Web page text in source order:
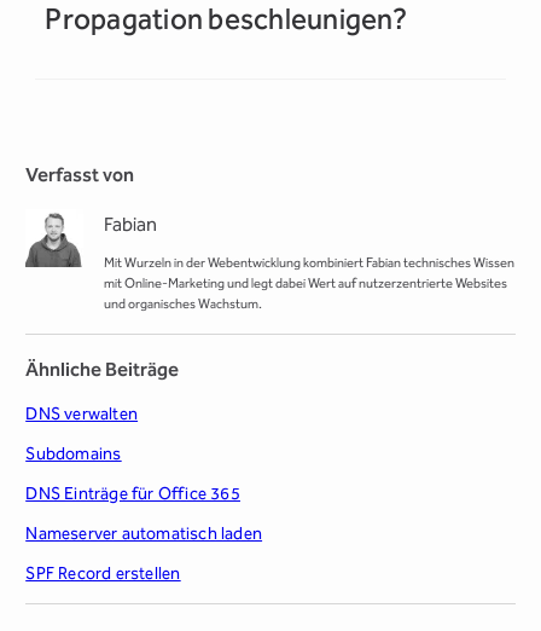
Propagation beschleunigen?
Verfasst von
Fabian
Mit Wurzeln in der Webentwicklung kombiniert Fabian technisches Wissen
mit Online-Marketing und legt dabei Wert auf nutzerzentrierte Websites
und organisches Wachstum.
Ähnliche Beiträge
DNS verwalten
Subdomains
DNS Einträge für Office 365
Nameserver automatisch laden
SPF Record erstellen